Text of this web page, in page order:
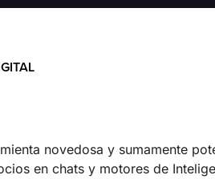
novedosa y sumamente
en chats y motores de